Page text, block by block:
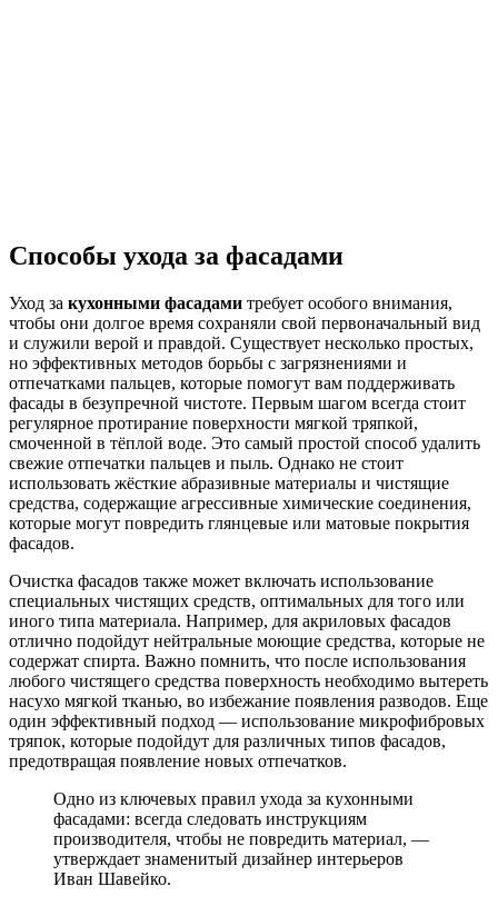
Способы ухода за фасадами
Уход за кухонными фасадами требует особого внимания,
чтобы они долгое время сохраняли свой первоначальный вид
и служили верой и правдой. Существует несколько простых,
но эффективных методов борьбы с загрязнениями и
отпечатками пальцев, которые помогут вам поддерживать
фасады в безупречной чистоте. Первым шагом всегда стоит
регулярное протирание поверхности мягкой тряпкой,
смоченной в тёплой воде. Это самый простой способ удалить
свежие отпечатки пальцев и пыль. Однако не стоит
использовать жёсткие абразивные материалы и чистящие
средства, содержащие агрессивные химические соединения,
которые могут повредить глянцевые или матовые покрытия
фасадов.
Очистка фасадов также может включать использование
специальных чистящих средств, оптимальных для того или
иного типа материала. Например, для акриловых фасадов
отлично подойдут нейтральные моющие средства, которые не
содержат спирта. Важно помнить, что после использования
любого чистящего средства поверхность необходимо вытереть
насухо мягкой тканью, во избежание появления разводов. Еще
один эффективный подход — использование микрофибровых
тряпок, которые подойдут для различных типов фасадов,
предотвращая появление новых отпечатков.
Одно из ключевых правил ухода за кухонными
фасадами: всегда следовать инструкциям
производителя, чтобы не повредить материал, —
утверждает знаменитый дизайнер интерьеров
Иван Шавейко.